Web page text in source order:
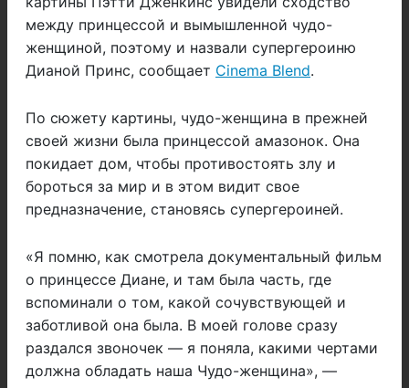
между принцессой и вымышленной чудо-
женщиной, поэтому и назвали супергероиню
Дианой Принс, сообщает Cinema Blend.
По сюжету картины, чудо-женщина в прежней
своей жизни была принцессой амазонок. Она
покидает дом, чтобы противостоять злу и
бороться за мир и в этом видит свое
предназначение, становясь супергероиней.
«Я помню, как смотрела документальный фильм
о принцессе Диане, и там была часть, где
вспоминали о том, какой сочувствующей и
заботливой она была. В моей голове сразу
раздался звоночек — я поняла, какими чертами
должна обладать наша Чудо-женщина», —